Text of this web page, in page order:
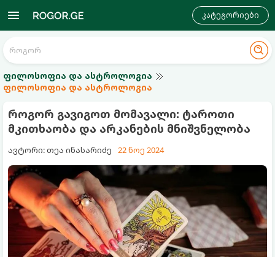
კატეგორიები
ფილოსოფია და ასტროლოგია
ფილოსოფია და ასტროლოგია
როგორ გავიგოთ მომავალი: ტაროთი
მკითხაობა და არკანების მნიშვნელობა
ავტორი: თეა ინასარიძე 22 ნოე 2024